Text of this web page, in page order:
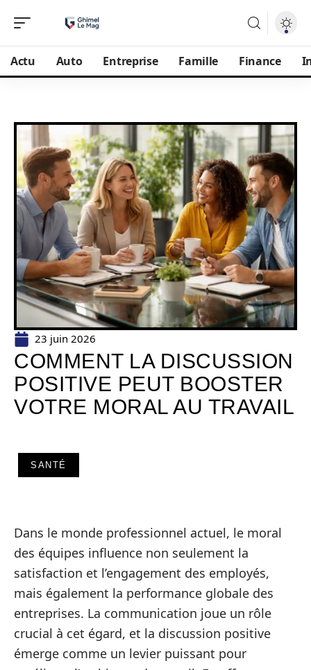
Actu Auto Entreprise Famille Finance
23 juin 2026
COMMENT LA DISCUSSION
POSITIVE PEUT BOOSTER
VOTRE MORAL AU TRAVAIL
SANTÉ
Dans le monde professionnel actuel, le moral
des équipes influence non seulement la
satisfaction et l’engagement des employés,
mais également la performance globale des
entreprises. La communication joue un rôle
crucial à cet égard, et la discussion positive
émerge comme un levier puissant pour